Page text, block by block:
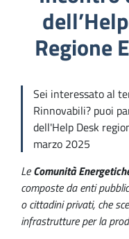
Regione
Sei interessato al
Rinnovabili? puoi
dell'Help Desk
marzo 2025
LeComunità
composte da enti
o cittadini privati, che
infrastrutture per la